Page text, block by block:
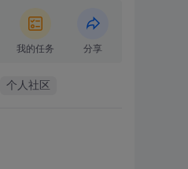
我的任务 分享
个人社区